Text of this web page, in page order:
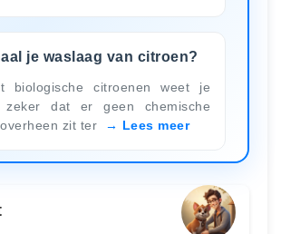
je waslaag van citroen?
biologische citroenen weet je
zeker dat er geen chemische
zit ter
Lees meer